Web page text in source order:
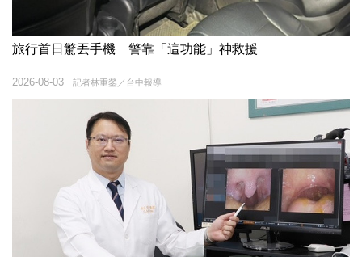
旅行首日驚丟手機 警靠「這功能」神救援
記者林重鎣／台中報導
2026-08-03